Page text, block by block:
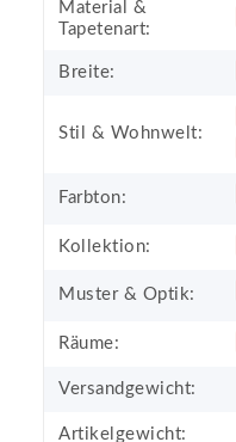
Produkteigenschaft
Wert
Material &
Tapetenart:
Breite:
Stil & Wohnwelt:
Farbton:
Kollektion:
Muster & Optik:
Räume:
Versandgewicht:
Artikelgewicht: